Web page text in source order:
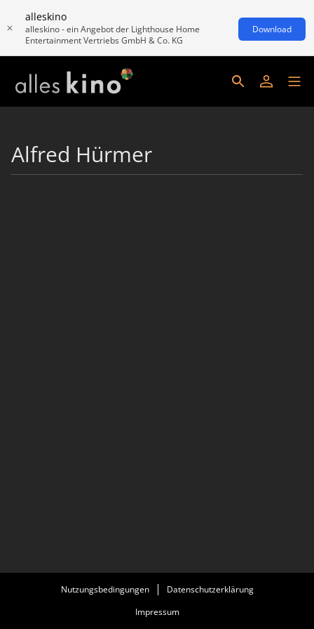
alleskino
alleskino - ein Angebot der Lighthouse Home
Entertainment Vertriebs GmbH & Co. KG
Download
Alfred Hürmer
Nutzungsbedingungen
Datenschutzerklärung
Impressum